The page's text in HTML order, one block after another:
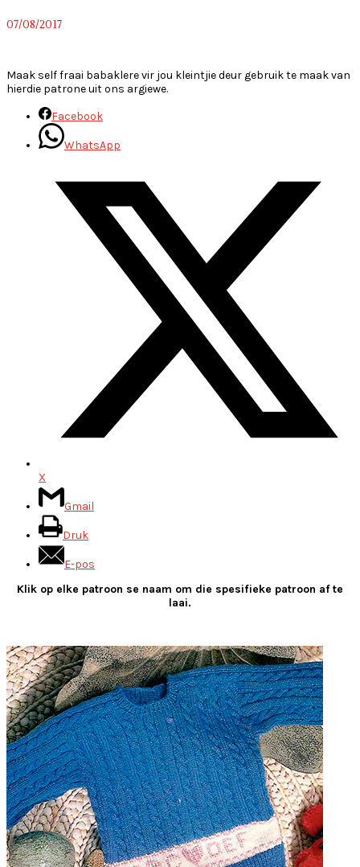
07/08/2017
Maak self fraai babaklere vir jou kleintjie deur gebruik te maak van
hierdie patrone uit ons argiewe.
Facebook
WhatsApp
X
Gmail
Druk
E-pos
Klik op elke patroon se naam om die spesifieke patroon af te
laai.